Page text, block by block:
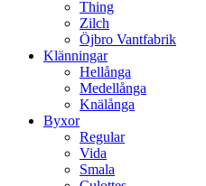
Thing
Zilch
Öjbro Vantfabrik
Klänningar
Hellånga
Medellånga
Knälånga
Byxor
Regular
Vida
Smala